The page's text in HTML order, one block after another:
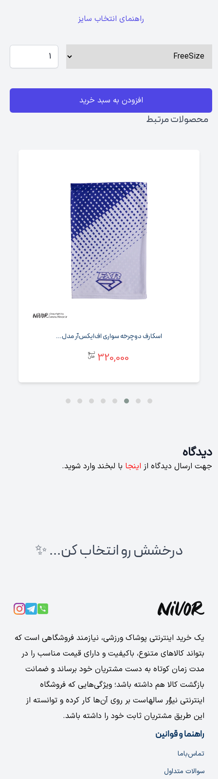
راهنمای انتخاب سایز
افزودن به سبد خرید
محصولات مرتبط
اسکارف دوچرخه سواری اف‌ایکس‌آر مدل...
320,000
دیدگاه
جهت ارسال دیدگاه از اینجا با لبخند وارد شوید.
درخشش رو انتخاب کن... ✨
یک خرید اینترنتی پوشاک ورزشی، نیازمند فروشگاهی است که
بتواند کالاهای متنوع، باکیفیت و دارای قیمت مناسب را در
مدت زمان کوتاه به دست مشتریان خود برساند و ضمانت
بازگشت کالا هم داشته باشد؛ ویژگی‌هایی که فروشگاه
اینترنتی نیوُر سالهاست بر روی آن‌ها کار کرده و توانسته از
این طریق مشتریان ثابت خود را داشته باشد.
راهنما و قوانین
تماس‌با‌ما
سوالات متداول